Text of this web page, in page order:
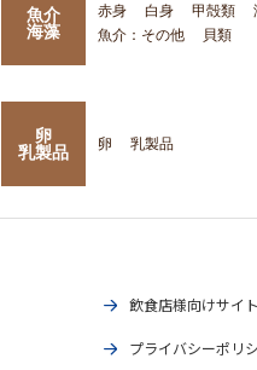
魚介
海藻
赤身 白身 甲殻類
魚介：その他
貝類
卵
乳製品
卵 乳製品
飲食店様向けサイ
プライバシーポリ